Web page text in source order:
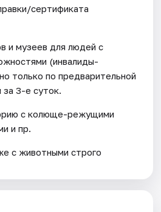
сертификата
и музеев для людей с
(инвалиды-
только по предварительной
за 3-е суток.
с колюще-режущими
и пр.
с животными строго